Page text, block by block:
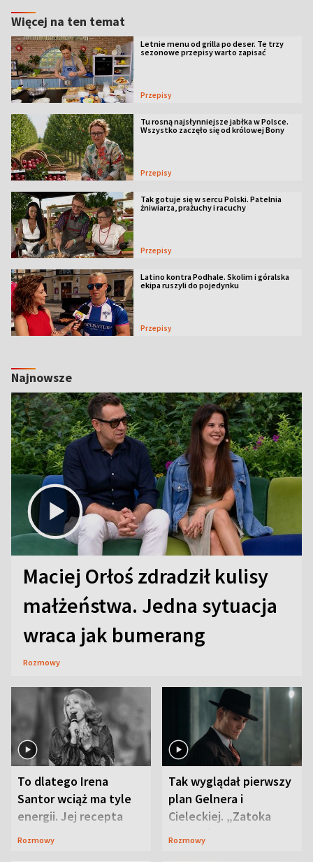
Więcej na ten temat
Letnie menu od grilla po deser. Te trzy
sezonowe przepisy warto zapisać
Przepisy
Tu rosną najsłynniejsze jabłka w Polsce.
Wszystko zaczęło się od królowej Bony
Przepisy
Tak gotuje się w sercu Polski. Patelnia
żniwiarza, prażuchy i racuchy
Przepisy
Latino kontra Podhale. Skolim i góralska
ekipa ruszyli do pojedynku
Przepisy
Najnowsze
Maciej Orłoś zdradził kulisy
małżeństwa. Jedna sytuacja
wraca jak bumerang
Rozmowy
To dlatego Irena
Santor wciąż ma tyle
energii. Jej recepta
jest zaskakująco
Rozmowy
Tak wyglądał pierwszy
plan Gelnera i
Cieleckiej. „Zatoka
szpiegów” od razu ich
Rozmowy